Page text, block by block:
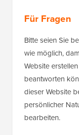
Für Fragen
Bitte seien Sie
wie möglich,
Website
beantworten
dieser Website
persönlicher
bearbeiten.